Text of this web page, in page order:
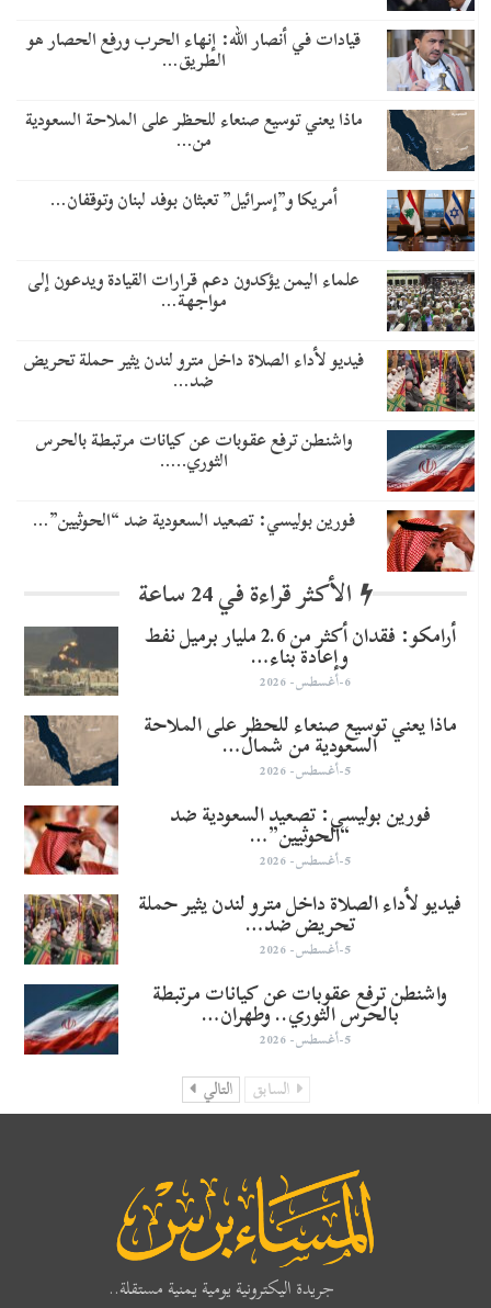
قيادات في أنصار الله: إنهاء الحرب ورفع الحصار هو
الطريق…
ماذا يعني توسيع صنعاء للحظر على الملاحة السعودية
من…
أمريكا و”إسرائيل” تعبثان بوفد لبنان وتوقفان…
علماء اليمن يؤكدون دعم قرارات القيادة ويدعون إلى
مواجهة…
فيديو لأداء الصلاة داخل مترو لندن يثير حملة تحريض
ضد…
واشنطن ترفع عقوبات عن كيانات مرتبطة بالحرس
الثوري..…
​فورين بوليسي: تصعيد السعودية ضد “الحوثيين”…
الأكثر قراءة في 24 ساعة
أرامكو: فقدان أكثر من 2.6 مليار برميل نفط
وإعادة بناء…
6-أغسطس- 2026
ماذا يعني توسيع صنعاء للحظر على الملاحة
السعودية من شمال…
5-أغسطس- 2026
​فورين بوليسي: تصعيد السعودية ضد
“الحوثيين”…
5-أغسطس- 2026
فيديو لأداء الصلاة داخل مترو لندن يثير حملة
تحريض ضد…
5-أغسطس- 2026
واشنطن ترفع عقوبات عن كيانات مرتبطة
بالحرس الثوري.. وطهران…
5-أغسطس- 2026
السابق التالي
جريدة اليكترونية يومية يمنية مستقلة..